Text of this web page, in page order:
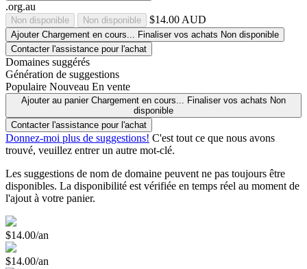
.org.au
Non disponible Non disponible $14.00 AUD
Ajouter Chargement en cours... Finaliser vos achats Non disponible
Contacter l'assistance pour l'achat
Domaines suggérés
Génération de suggestions
Populaire Nouveau En vente
Ajouter au panier Chargement en cours... Finaliser vos achats Non
disponible
Contacter l'assistance pour l'achat
Donnez-moi plus de suggestions! C'est tout ce que nous avons
trouvé, veuillez entrer un autre mot-clé.
Les suggestions de nom de domaine peuvent ne pas toujours être
disponibles. La disponibilité est vérifiée en temps réel au moment de
l'ajout à votre panier.
$14.00/an
$14.00/an